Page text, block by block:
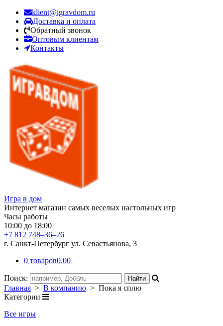
klient@igravdom.ru
Доставка и оплата
Обратный звонок
Оптовым клиентам
Контакты
Игра в дом
Интернет магазин самых веселых настольных игр
Часы работы
10:00 до 18:00
+7 812 748–36–26
г. Санкт-Петербург ул. Севастьянова, 3
0 товаров0.00
Поиск:
Главная > В компанию > Пока я сплю
Категории
Все игры